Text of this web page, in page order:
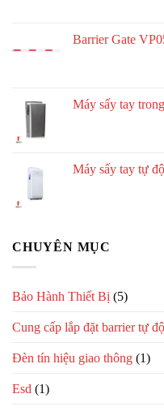
Barrier Gate
Máy sấy tay
Máy sấy tay tự
CHUYÊN MỤC
Bảo Hành Thiết Bị (5)
Cung cấp lắp đặt barrier tự
Đèn tín hiệu giao thông (1)
Esd (1)